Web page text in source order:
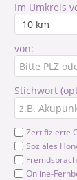
Im Umkreis
von:
Stichwort
Zertifizierte
Soziales
Online-